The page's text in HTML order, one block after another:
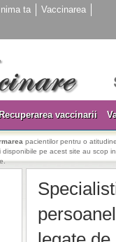
Inima ta
Vaccinarea
Recuperarea vaccinarii
pacientilor pentru o
pe acest site au scop